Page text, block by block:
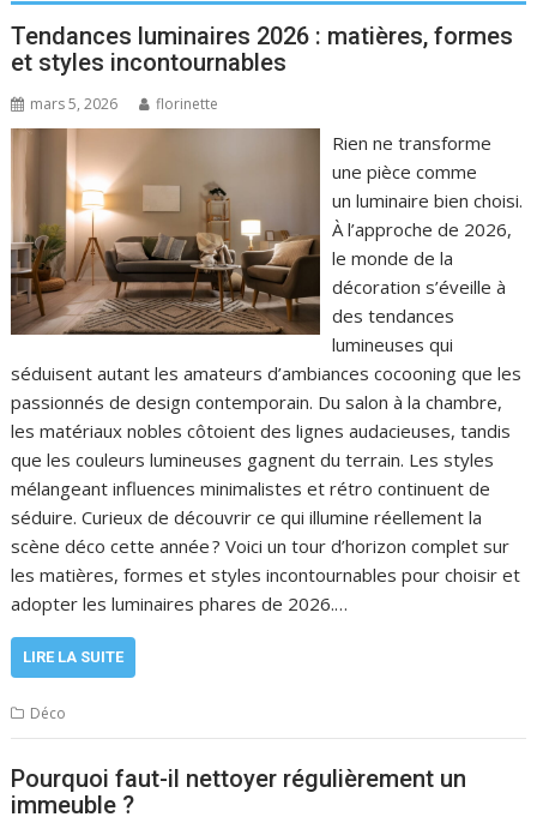
Tendances luminaires 2026 : matières, formes
et styles incontournables
mars 5, 2026 florinette
Rien ne transforme
une pièce comme
un luminaire bien choisi.
À l’approche de 2026,
le monde de la
décoration s’éveille à
des tendances
lumineuses qui
séduisent autant les amateurs d’ambiances cocooning que les
passionnés de design contemporain. Du salon à la chambre,
les matériaux nobles côtoient des lignes audacieuses, tandis
que les couleurs lumineuses gagnent du terrain. Les styles
mélangeant influences minimalistes et rétro continuent de
séduire. Curieux de découvrir ce qui illumine réellement la
scène déco cette année ? Voici un tour d’horizon complet sur
les matières, formes et styles incontournables pour choisir et
adopter les luminaires phares de 2026.…
LIRE LA SUITE
Déco
Pourquoi faut-il nettoyer régulièrement un
immeuble ?